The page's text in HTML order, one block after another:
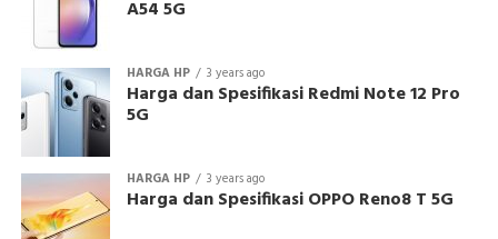
A54 5G
HARGA HP 3 years ago
Harga dan Spesifikasi Redmi Note 12 Pro
5G
HARGA HP 3 years ago
Harga dan Spesifikasi OPPO Reno8 T 5G